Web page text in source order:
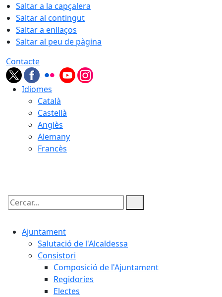
Saltar a la capçalera
Saltar al contingut
Saltar a enllaços
Saltar al peu de pàgina
Contacte
Idiomes
Català
Castellà
Anglès
Alemany
Francès
Cercar:
Ajuntament
Salutació de l'Alcaldessa
Consistori
Composició de l'Ajuntament
Regidories
Electes